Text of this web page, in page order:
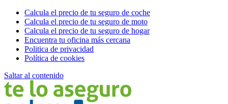
Calcula el precio de tu seguro de coche
Calcula el precio de tu seguro de moto
Calcula el precio de tu seguro de hogar
Encuentra tu oficina más cercana
Politica de privacidad
Política de cookies
Saltar al contenido